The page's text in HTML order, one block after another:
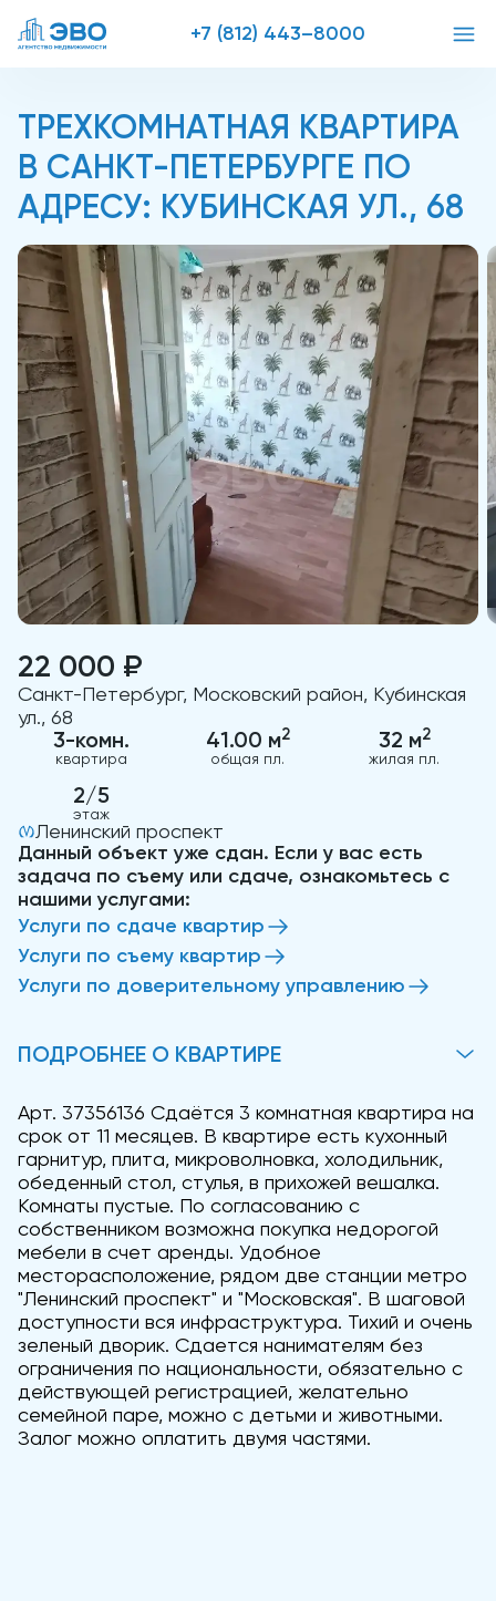
+7 (812) 443–8000
ТРЕХКОМНАТНАЯ КВАРТИРА
В САНКТ-ПЕТЕРБУРГЕ ПО
АДРЕСУ: КУБИНСКАЯ УЛ., 68
22 000 ₽
Санкт-Петербург, Московский район, Кубинская
ул., 68
3-комн.
квартира
41.00 м2
общая пл.
32 м2
жилая пл.
2/5
этаж
Ленинский проспект
Данный объект уже сдан. Если у вас есть
задача по съему или сдаче, ознакомьтесь с
нашими услугами:
Услуги по сдаче квартир
Услуги по съему квартир
Услуги по доверительному управлению
ПОДРОБНЕЕ О КВАРТИРЕ
Арт. 37356136 Сдаётся 3 комнатная квартира на
срок от 11 месяцев. В квартире есть кухонный
гарнитур, плита, микроволновка, холодильник,
обеденный стол, стулья, в прихожей вешалка.
Комнаты пустые. По согласованию с
собственником возможна покупка недорогой
мебели в счет аренды. Удобное
месторасположение, рядом две станции метро
"Ленинский проспект" и "Московская". В шаговой
доступности вся инфраструктура. Тихий и очень
зеленый дворик. Сдается нанимателям без
ограничения по национальности, обязательно с
действующей регистрацией, желательно
семейной паре, можно с детьми и животными.
Залог можно оплатить двумя частями.